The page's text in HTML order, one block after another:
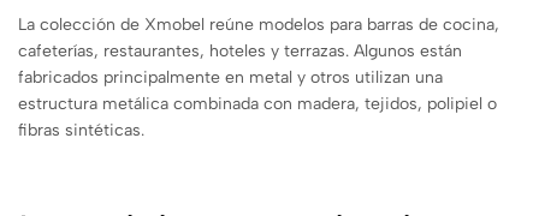
La colección de Xmobel reúne modelos para barras de cocina,
cafeterías, restaurantes, hoteles y terrazas. Algunos están
fabricados principalmente en metal y otros utilizan una
estructura metálica combinada con madera, tejidos, polipiel o
fibras sintéticas.